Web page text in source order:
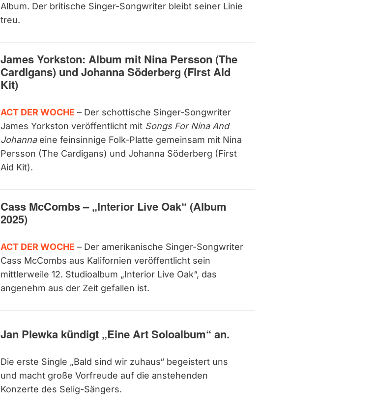
Album. Der britische Singer-Songwriter bleibt seiner Linie
treu.
James Yorkston: Album mit Nina Persson (The
Cardigans) und Johanna Söderberg (First Aid
Kit)
ACT DER WOCHE – Der schottische Singer-Songwriter
James Yorkston veröffentlicht mit Songs For Nina And
Johannaeine feinsinnige Folk-Platte gemeinsam mit Nina
Persson (The Cardigans) und Johanna Söderberg (First
Aid Kit).
Cass McCombs – „Interior Live Oak“ (Album
2025)
ACT DER WOCHE – Der amerikanische Singer-Songwriter
Cass McCombs aus Kalifornien veröffentlicht sein
mittlerweile 12. Studioalbum „Interior Live Oak“, das
angenehm aus der Zeit gefallen ist.
Jan Plewka kündigt „Eine Art Soloalbum“ an.
Die erste Single „Bald sind wir zuhaus“ begeistert uns
und macht große Vorfreude auf die anstehenden
Konzerte des Selig-Sängers.